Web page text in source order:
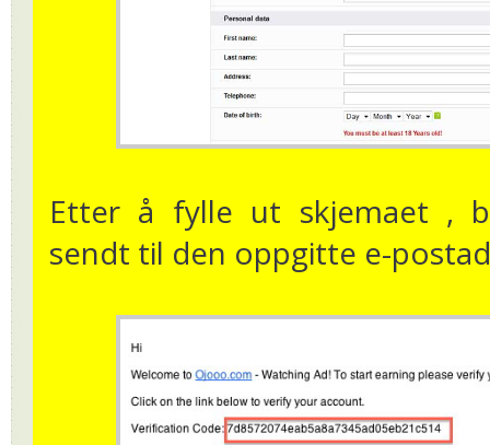
Etter å fylle ut skjemaet ,
sendt til den oppgitte e-